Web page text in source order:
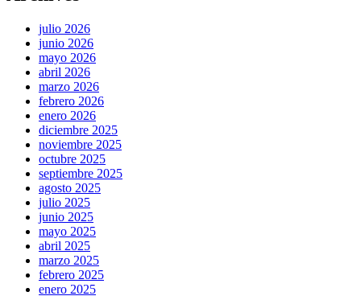
julio 2026
junio 2026
mayo 2026
abril 2026
marzo 2026
febrero 2026
enero 2026
diciembre 2025
noviembre 2025
octubre 2025
septiembre 2025
agosto 2025
julio 2025
junio 2025
mayo 2025
abril 2025
marzo 2025
febrero 2025
enero 2025